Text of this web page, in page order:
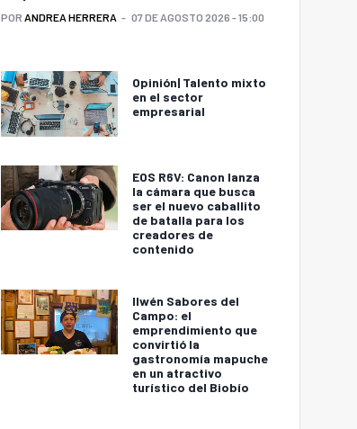
POR ANDREA HERRERA 07 DE AGOSTO 2026 - 15:00
Opinión| Talento mixto
en el sector
empresarial
EOS R6V: Canon lanza
la cámara que busca
ser el nuevo caballito
de batalla para los
creadores de
contenido
Ilwén Sabores del
Campo: el
emprendimiento que
convirtió la
gastronomía mapuche
en un atractivo
turístico del Biobío